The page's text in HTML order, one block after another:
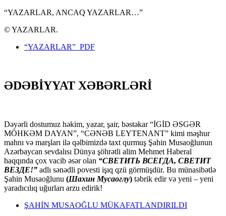
“YAZARLAR, ANCAQ YAZARLAR…”
© YAZARLAR.
“YAZARLAR” PDF
ƏDƏBİYYAT XƏBƏRLƏRİ
Dəyərli dostumuz həkim, yazar, şair, bəstəkar “İGİD ƏSGƏR
MÖHKƏM DAYAN”, “CƏNƏB LEYTENANT” kimi məşhur
mahnı və marşları ilə qəlbimizdə taxt qurmuş Şahin Musaoğlunun
Azərbaycan sevdalısı Dünya şöhrətli alim Mehmet Haberal
haqqında çox vacib əsər olan “СВЕТИТЬ ВСЕГДА, СВЕТИТ
ВЕЗДЕ!” adlı sənədli povesti işıq qzü görmüşdür. Bu münasibətlə
Şahin Musaoğlunu (Шахин Мусаоглу) təbrik edir və yeni – yeni
yaradıcılıq uğurları arzu edirik!
ŞAHİN MUSAOĞLU MÜKAFATLANDIRILDI